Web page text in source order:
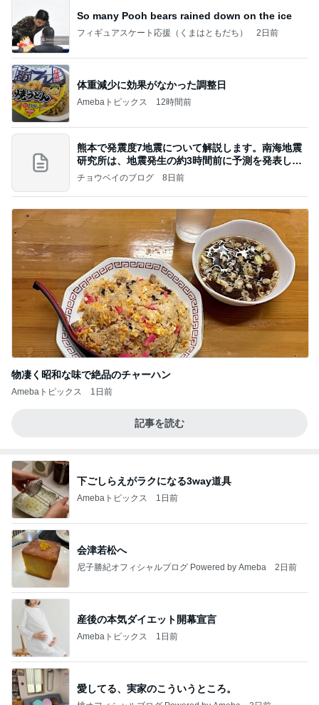
So many Pooh bears rained down on the ice
フィギュアスケート応援（くまはともだち） 2日前
体重減少に効果がなかった調整日
Amebaトピックス 12時間前
熊本で発震度7地震について解説します。南海地震
研究所は、地震発生の約3時間前に予測を発表しま
した
チョウベイのブログ 8日前
物凄く昭和な味で絶品のチャーハン
Amebaトピックス 1日前
記事を読む
下ごしらえがラクになる3way道具
Amebaトピックス 1日前
会津若松へ
尼子勝紀オフィシャルブログ Powered by Ameba 2日前
産後の本気ダイエット開幕宣言
Amebaトピックス 1日前
愛してる、実家のこういうところ。